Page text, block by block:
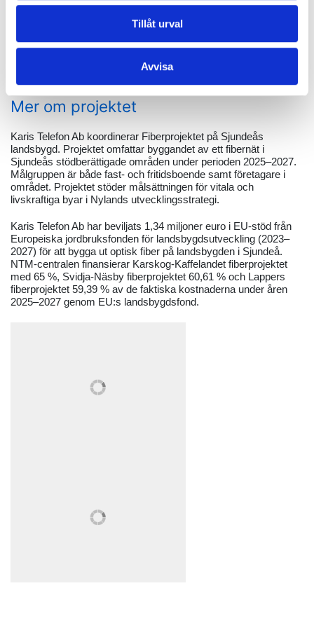
Tillåt urval
Avvisa
byggområde.
BESTÄLL FIBERANSLUTNING
Mer om projektet
Karis Telefon Ab koordinerar Fiberprojektet på Sjundeås
landsbygd. Projektet omfattar byggandet av ett fibernät i
Sjundeås stödberättigade områden under perioden 2025–2027.
Målgruppen är både fast- och fritidsboende samt företagare i
området. Projektet stöder målsättningen för vitala och
livskraftiga byar i Nylands utvecklingsstrategi.
Karis Telefon Ab har beviljats 1,34 miljoner euro i EU-stöd från
Europeiska jordbruksfonden för landsbygdsutveckling (2023–
2027) för att bygga ut optisk fiber på landsbygden i Sjundeå.
NTM-centralen finansierar Karskog-Kaffelandet fiberprojektet
med 65 %, Svidja-Näsby fiberprojektet 60,61 % och Lappers
fiberprojektet 59,39 % av de faktiska kostnaderna under åren
2025–2027 genom EU:s landsbygdsfond.